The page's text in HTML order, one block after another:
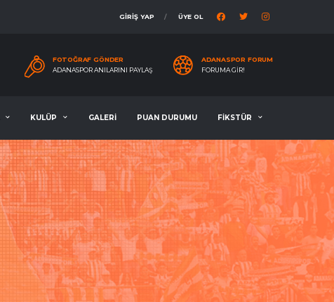
GİRİŞ YAP ÜYE OL
FOTOĞRAF GÖNDER
ADANASPOR ANILARINI PAYLAŞ
ADANASPOR FORUM
FORUMA GIR!
KULÜP GALERİ PUAN DURUMU FİKSTÜR